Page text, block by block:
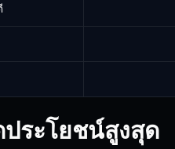
ระโยชน์สูงสุด